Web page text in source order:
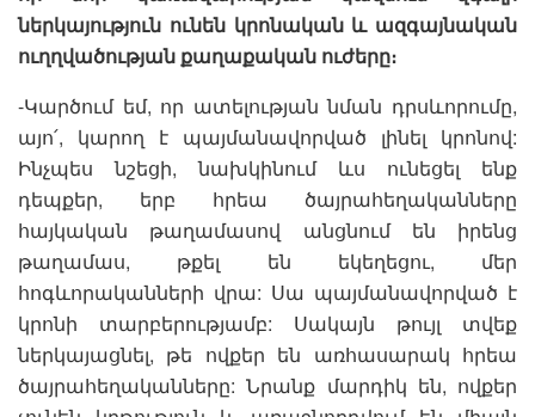
ներկայություն ունեն կրոնական և ազգայնական
ուղղվածության քաղաքական ուժերը։
-Կարծում եմ, որ ատելության նման դրսևորումը,
այո՛, կարող է պայմանավորված լինել կրոնով:
Ինչպես նշեցի, նախկինում ևս ունեցել ենք
դեպքեր, երբ հրեա ծայրահեղականները
հայկական թաղամասով անցնում են իրենց
թաղամաս, թքել են եկեղեցու, մեր
հոգևորականների վրա: Սա պայմանավորված է
կրոնի տարբերությամբ: Սակայն թույլ տվեք
ներկայացնել, թե ովքեր են առհասարակ հրեա
ծայրահեղականները: Նրանք մարդիկ են, ովքեր